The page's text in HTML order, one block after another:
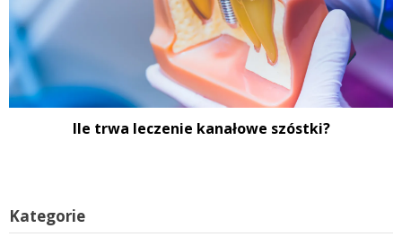
Ile trwa leczenie kanałowe szóstki?
Kategorie